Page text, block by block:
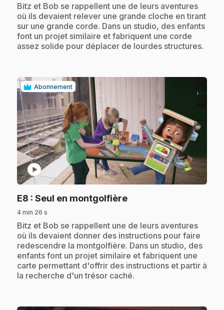
.Bitz et Bob se rappellent une de leurs aventures
où ils devaient relever une grande cloche en tirant
sur une grande corde. Dans un studio, des enfants
font un projet similaire et fabriquent une corde
assez solide pour déplacer de lourdes structures.
Abonnement
play_circle
E8 : Seul en montgolfière.
4 min 26 s
.Bitz et Bob se rappellent une de leurs aventures
où ils devaient donner des instructions pour faire
redescendre la montgolfière. Dans un studio, des
enfants font un projet similaire et fabriquent une
carte permettant d'offrir des instructions et partir à
la recherche d'un trésor caché.